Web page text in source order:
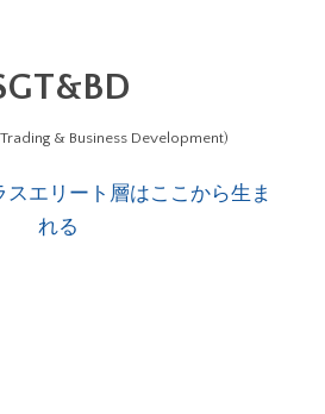
& Business Development)
スエリート層はここから生ま
れる